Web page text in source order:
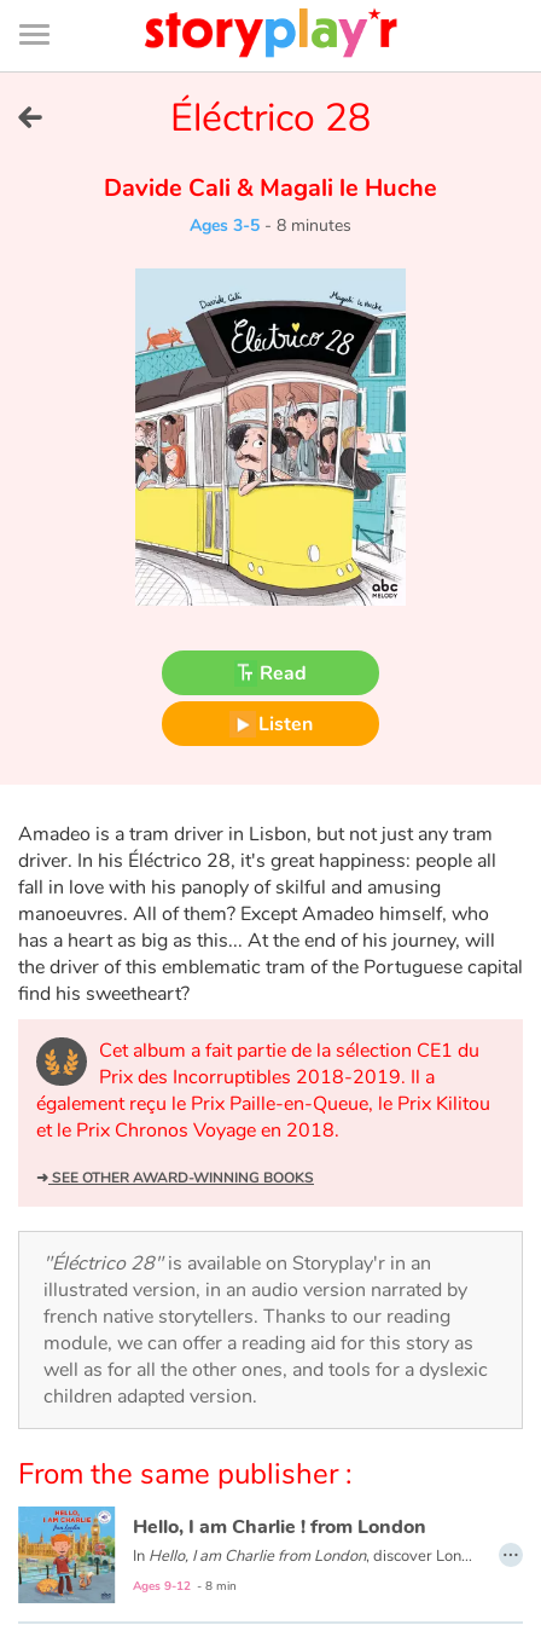
Connexion
Bibliothèque
de
page
Tales and classics in french
Fable, myth, literature and poetry
Princesses and princes, kings, queens and dragons
Ogres, monsters and witches
Heroines and Heroes
The animals
Travel, epic, investigation, adventure
Around the world
Arts, space, activities
Daily life and hobbies
At school
Festivals and events
Social issues
Emotions and feelings
Éléctrico 28
Davide Cali & Magali le Huche
Ages 3-5 - 8 minutes
Read
Listen
Amadeo is a tram driver in Lisbon, but not just any tram
driver. In his Éléctrico 28, it's great happiness: people all
fall in love with his panoply of skilful and amusing
manoeuvres. All of them? Except Amadeo himself, who
has a heart as big as this... At the end of his journey, will
the driver of this emblematic tram of the Portuguese capital
find his sweetheart?
Cet album a fait partie de la sélection CE1 du
Prix des Incorruptibles 2018-2019. Il a
également reçu le Prix Paille-en-Queue, le Prix Kilitou
et le Prix Chronos Voyage en 2018.
➜SEE OTHER AWARD-WINNING BOOKS
"Éléctrico 28"is available on Storyplay'r in an
illustrated version, in an audio version narrated by
french native storytellers. Thanks to our reading
module, we can offer a reading aid for this story as
well as for all the other ones, and tools for a dyslexic
children adapted version.
From the same publisher :
Hello, I am Charlie ! from London
In Hello, I am Charlie from London, discover London with Charlie, an eight-year-old English boy. Meet his family and friends, visit his school and his city with Big Ben, double-decker buses, Buckingham Palace...
Ages 9-12 - 8 min
…